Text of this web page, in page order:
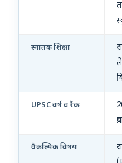
स्नातक शिक्षा
UPSC वर्ष व रैंक
वैकल्पिक विषय